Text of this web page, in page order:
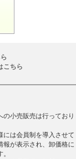
こちら
小売販売は行っており
には会員制を導入させて
報が表示され、卸価格に